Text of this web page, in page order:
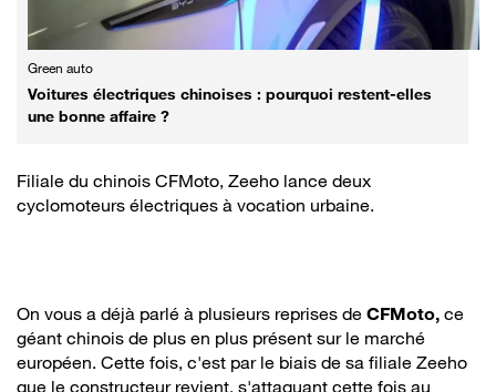
Green auto
Voitures électriques chinoises : pourquoi restent-elles
une bonne affaire ?
Filiale du chinois CFMoto, Zeeho lance deux
cyclomoteurs électriques à vocation urbaine.
On vous a déjà parlé à plusieurs reprises de CFMoto, ce
géant chinois de plus en plus présent sur le marché
européen. Cette fois, c'est par le biais de sa filiale Zeeho
que le constructeur revient, s'attaquant cette fois au